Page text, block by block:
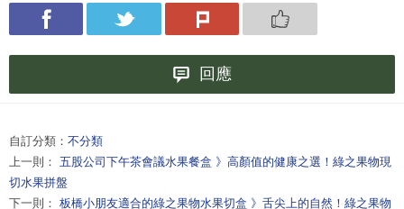
回應
自訂分類： 不分類
上一則： 五股公司下午茶會議水果餐盒 》高顏值的健康之選！綠之果物現
切水果拼盤
下一則： 板橋小朋友適合的綠之果物水果切盒 》舌尖上的自然！綠之果物